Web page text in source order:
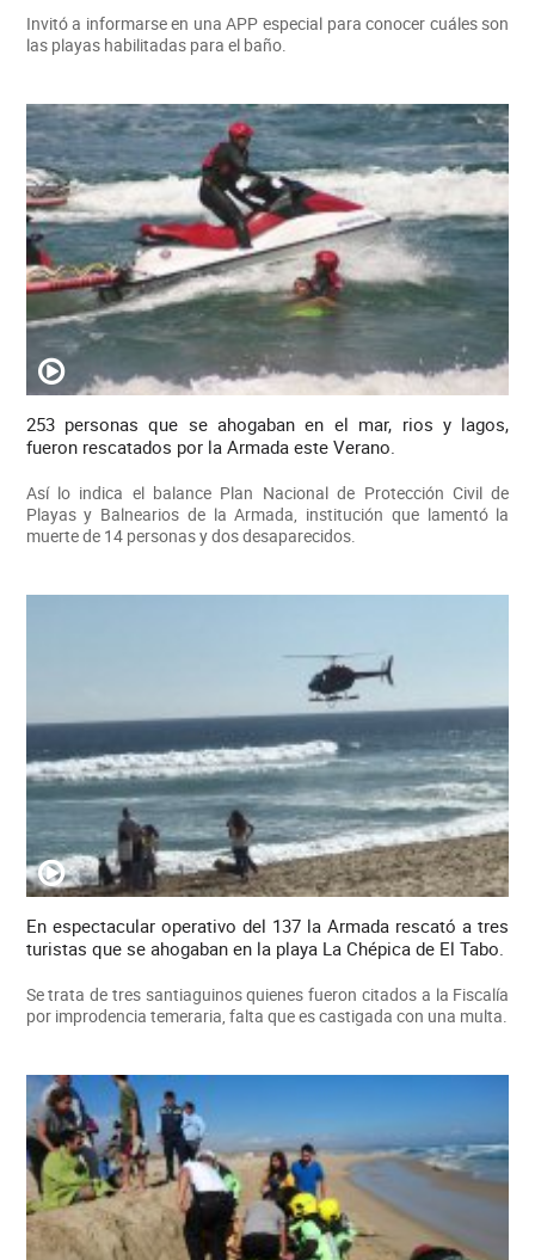
Invitó a informarse en una APP especial para conocer cuáles son
las playas habilitadas para el baño.
253 personas que se ahogaban en el mar, rios y lagos,
fueron rescatados por la Armada este Verano.
Así lo indica el balance Plan Nacional de Protección Civil de
Playas y Balnearios de la Armada, institución que lamentó la
muerte de 14 personas y dos desaparecidos.
En espectacular operativo del 137 la Armada rescató a tres
turistas que se ahogaban en la playa La Chépica de El Tabo.
Se trata de tres santiaguinos quienes fueron citados a la Fiscalía
por improdencia temeraria, falta que es castigada con una multa.